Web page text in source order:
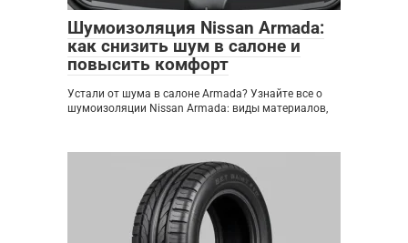
Шумоизоляция Nissan Armada:
как снизить шум в салоне и
повысить комфорт
Устали от шума в салоне Armada? Узнайте все о
шумоизоляции Nissan Armada: виды материалов,